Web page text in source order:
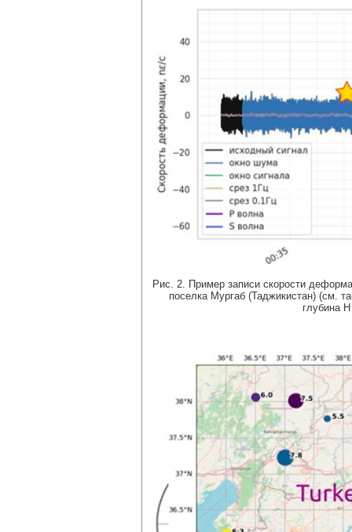
Рис. 2. Пример записи скорости
поселка Мургаб (Таджикистан) (см.
глубина